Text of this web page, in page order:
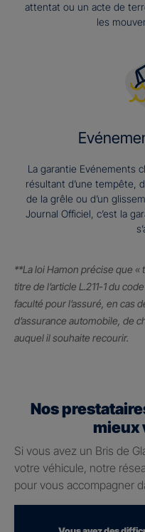
attentat ou un acte de
les
La garantie Evénements
résultant d’une tempête,
de la grêle ou d’un
Journal Officiel, c’est la
**La loi Hamon précise que «
titre de l’article L.211-1 du
faculté pour l’assuré, en cas
d’assurance automobile, de
auquel il souhaite recourir.
Nos
mieux
Si vous avez un Bris de
votre véhicule, notre
pour vous accompagner